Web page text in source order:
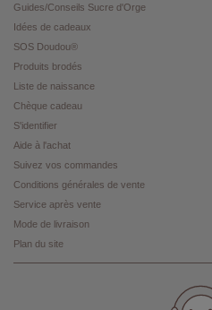
Guides/Conseils Sucre d'Orge
Idées de cadeaux
SOS Doudou®
Produits brodés
Liste de naissance
Chèque cadeau
S'identifier
Aide à l'achat
Suivez vos commandes
Conditions générales de vente
Service après vente
Mode de livraison
Plan du site